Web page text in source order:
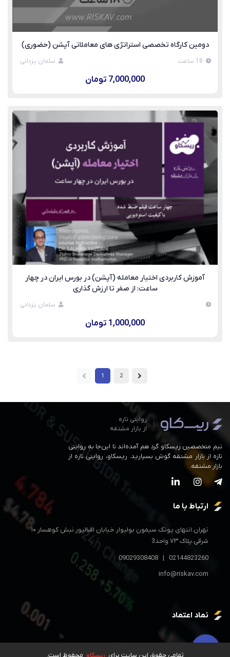
دومین کارگاه تخصصی استراتژی های معاملاتی آپشن (حضوری)
18 ساعت سلمان یزدانی
7,000,000 تومان
آموزش کاربردی اختیار معامله (آپشن) در بورس ایران در چهار
ساعت: از صفر تا ارزش گذاری
سلمان یزدانی
1,000,000 تومان
1 2
|
روایتی تازه
از بازار مشتقه
تیم متخصصین ریسکاو گرد هم آمده‌اند تا این‌جا به روایتی
تازه از بازار مشتقه گوش بسپارید. ریسکاو، روایتی تازه از
بازار مشتقه.
ارتباط با ما
تهران.انتهای پونک.سیمون بولیوار.خیابان اقبالپور.نبش کوهسار ۱۰
شرقی.پلاک ۷۳.واحد3
02144823260
|
info@riskav.com
نماد اعتماد